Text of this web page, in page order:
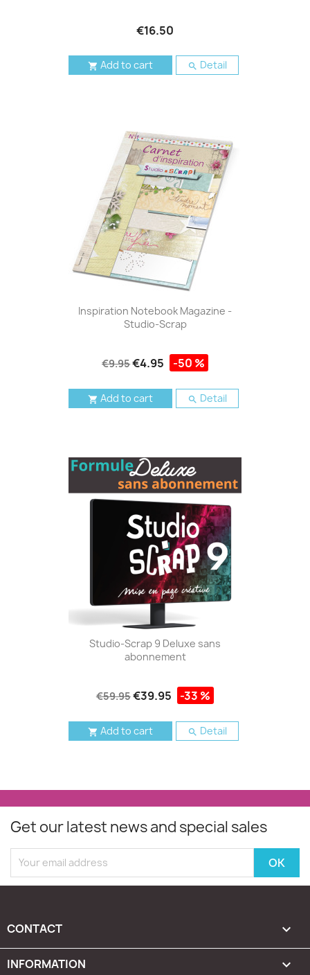
€16.50
 Add to cart  Detail
Inspiration Notebook Magazine -
Studio-Scrap
€9.95€4.95 -50 %
 Add to cart  Detail
Studio-Scrap 9 Deluxe sans
abonnement
€59.95€39.95 -33 %
 Add to cart  Detail
Get our latest news and special sales
CONTACT 
INFORMATION 